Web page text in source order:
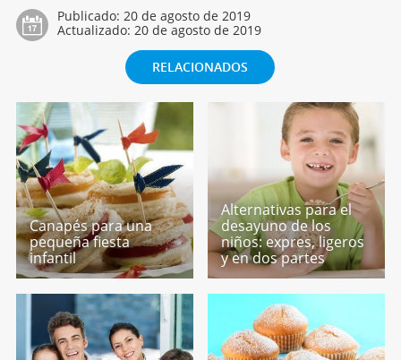
Publicado: 20 de agosto de 2019
Actualizado: 20 de agosto de 2019
RELACIONADOS
Canapés para una
pequeña fiesta
infantil
Alternativas para el
desayuno de los
niños: expres, ligeros
y en dos partes